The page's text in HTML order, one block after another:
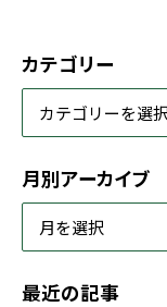
カテゴリー
月別アーカイブ
最近の記事